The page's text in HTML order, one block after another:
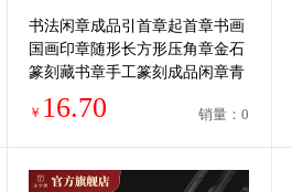
书法闲章成品引首章起首章书画
国画印章随形长方形压角章金石
篆刻藏书章手工篆刻成品闲章青
田石印章古风
￥ 16.70 销量：0